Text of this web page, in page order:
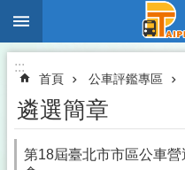
跳到主要內容區塊
:::
首頁 公車評鑑專區
遴選簡章
第18屆臺北市市區公車